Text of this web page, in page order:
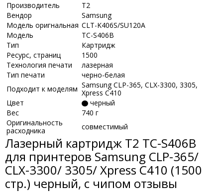
Производитель
Т2
Вендор
Samsung
Модель оригнальная CLT-K406S/SU120A
Модель
TC-S406B
Тип
Картридж
Ресурс, страниц
1500
Технология печати
лазерная
Тип печати
черно-белая
Подходит к моделям Samsung CLP-365, CLX-3300, 3305,
Xpress C410
Цвет
черный
Вес
740 г
Оригинальность
расходника
совместимый
Лазерный картридж T2 TC-S406B
для принтеров Samsung CLP-365/
CLX-3300/ 3305/ Xpress C410 (1500
стр.) черный, с чипом отзывы